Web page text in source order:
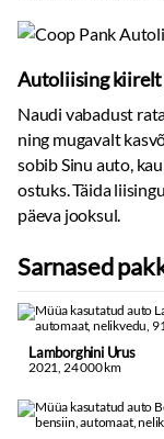
Autoliising kiirelt
Naudi vabadust
ning mugavalt
sobib Sinu auto,
ostuks. Täida
päeva jooksul.
Sarnased
Lamborghini Urus
2021, 24 000 km